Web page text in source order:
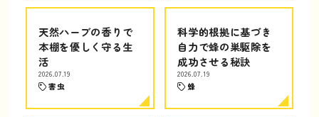
天然ハーブの香りで
本棚を優しく守る生
活
2026.07.19
害虫
科学的根拠に基づき
自力で蜂の巣駆除を
成功させる秘訣
2026.07.19
蜂